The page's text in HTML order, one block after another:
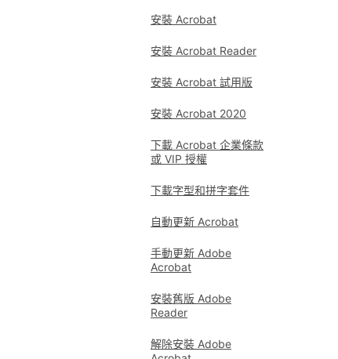
安裝 Acrobat
安裝 Acrobat Reader
安裝 Acrobat 試用版
安裝 Acrobat 2020
下載 Acrobat 企業條款
或 VIP 授權
下載字型和拼字套件
自動更新 Acrobat
手動更新 Adobe
Acrobat
安裝舊版 Adobe
Reader
解除安裝 Adobe